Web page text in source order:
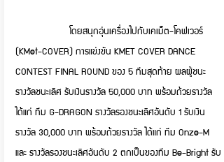
โดยสนุกอุ่นเครื่องไปกับเคเม็ต-โคฟเวอร์
(KMet-COVER) การแข่งขัน KMET COVER DANCE
CONTEST FINAL ROUND ของ 5 ทีมสุดท้าย ผลผู้ชนะ
รางวัลชนะเลิศ รับเงินรางวัล 50,000 บาท พร้อมถ้วยรางวัล
ได้แก่ ทีม G-DRAGON รางวัลรองชนะเลิศอันดับ 1 รับเงิน
รางวัล 30,000 บาท พร้อมถ้วยรางวัล ได้แก่ ทีม Onze-M
และ รางวัลรองชนะเลิศอันดับ 2 ตกเป็นของทีม Be-Bright รับ